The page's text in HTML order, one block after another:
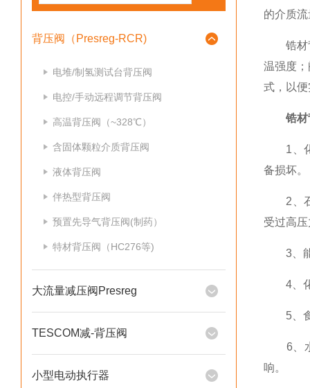
背压阀（Presreg-RCR)
电堆/制氢测试台背压阀
电控/手动远程调节背压阀
高温背压阀（~328℃）
含固体颗粒介质背压阀
液体背压阀
伴热型背压阀
预置先导气背压阀(制药）
特材背压阀（HC276等)
大流量减压阀Presreg
TESCOM减-背压阀
小型电动执行器
的介质
锆材背
温强度
式，以
锆
1、化
备损坏。
2、石
受过高
3、能
4、化
5、食
6、水
响。